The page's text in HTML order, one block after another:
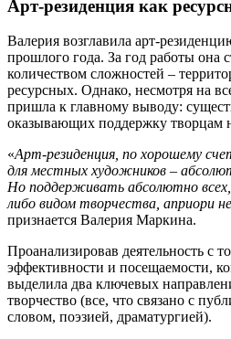
Арт-резиденция как
Валерия возглавила арт-
прошлого года. За год работы она
количеством сложностей –
ресурсных. Однако, несмотря на
пришла к главному выводу:
оказывающих поддержку творцам
«Арт-резиденция, по хорошему
для местных художников –
Но поддерживать абсолютно
либо видом творчества, априори
признается Валерия Маркина.
Проанализировав деятельность с
эффективности и посещаемости,
выделила два ключевых
творчество (все, что связано с
словом, поэзией, драматургией).